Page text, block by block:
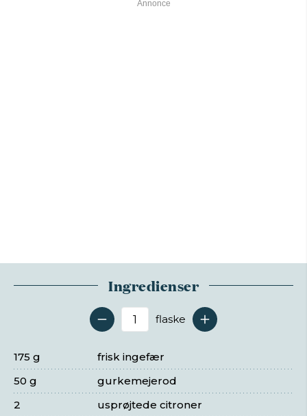
Ingredienser
Antal serveringer
flaske
frisk ingefær
175 g
gurkemejerod
50 g
usprøjtede citroner
2